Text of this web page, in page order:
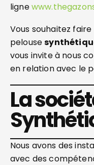
ligne
Vous souhaitez
pelouse
vous invite à nous
en relation avec le
La
Nous avons des
avec des